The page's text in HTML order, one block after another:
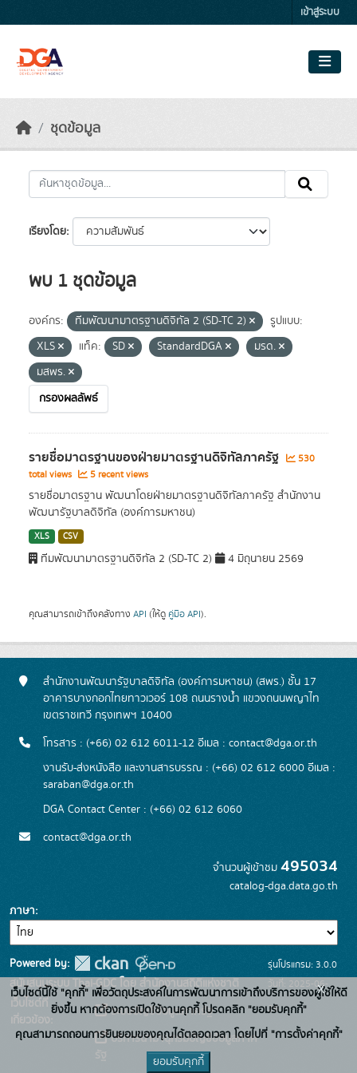
เข้าสู่ระบบ
ชุดข้อมูล
เรียงโดย
พบ 1 ชุดข้อมูล
องค์กร: ทีมพัฒนามาตรฐานดิจิทัล 2 (SD-TC 2)
รูปแบบ:
XLS
แท็ค: SD StandardDGA
มรด.
มสพร.
กรองผลลัพธ์
รายชื่อมาตรฐานของฝ่ายมาตรฐานดิจิทัลภาครัฐ
530
total views
5 recent views
รายชื่อมาตรฐาน พัฒนาโดยฝ่ายมาตรฐานดิจิทัลภาครัฐ สำนักงาน
พัฒนารัฐบาลดิจิทัล (องค์การมหาชน)
XLS CSV
ทีมพัฒนามาตรฐานดิจิทัล 2 (SD-TC 2) 4 มิถุนายน 2569
คุณสามารถเข้าถึงคลังทาง API (ให้ดู คู่มือ API).
สำนักงานพัฒนารัฐบาลดิจิทัล (องค์การมหาชน) (สพร.) ชั้น 17
อาคารบางกอกไทยทาวเวอร์ 108 ถนนรางน้ำ แขวงถนนพญาไท
เขตราชเทวี กรุงเทพฯ 10400
โทรสาร : (+66) 02 612 6011-12 อีเมล : contact@dga.or.th
งานรับ-ส่งหนังสือ และงานสารบรรณ : (+66) 02 612 6000 อีเมล :
saraban@dga.or.th
DGA Contact Center : (+66) 02 612 6060
contact@dga.or.th
จำนวนผู้เข้าชม 495034
catalog-dga.data.go.th
ภาษา
Powered by:
สนับสนุนระบบ Thai-GDC โดย สำนักงานสถิติแห่งชาติ
เว็บไซต์ที่
เกี่ยวข้อง:
ระบบบัญชีข้อมูลภาครัฐ
บริการนามานุกรมบัญชีข้อมูลภาค
รุ่นโปรแกรม: 3.0.0
วันที่: 2025-06-
26
เว็บไซต์นี้ใช้ "คุกกี้" เพื่อวัตถุประสงค์ในการพัฒนาการเข้าถึงบริการของผู้ใช้ให้ดี
ยิ่งขึ้น หากต้องการเปิดใช้งานคุกกี้ โปรดคลิก "ยอมรับคุกกี้"
คุณสามารถถอนการยินยอมของคุณได้ตลอดเวลา โดยไปที่ "การตั้งค่าคุกกี้"
ยอมรับคุกกี้
x